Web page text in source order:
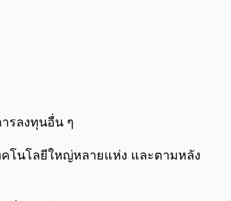
รลงทุนอื่น ๆ
โนโลยีใหญ่หลายแห่ง และตามหลัง